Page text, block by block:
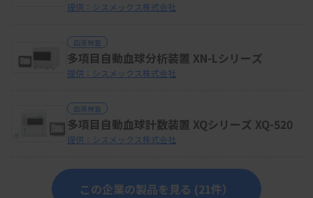
提供：シスメックス株式会社
血液検査
多項目自動血球分析装置 XN-Lシリーズ
提供：シスメックス株式会社
血液検査
多項目自動血球計数装置 XQシリーズ XQ-520
提供：シスメックス株式会社
この企業の製品を見る (21件）